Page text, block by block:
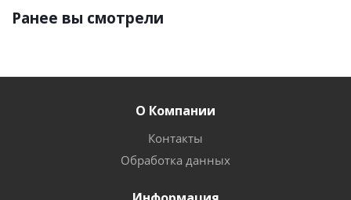
Ранее вы смотрели
О Компании
Контакты
Обработка данных